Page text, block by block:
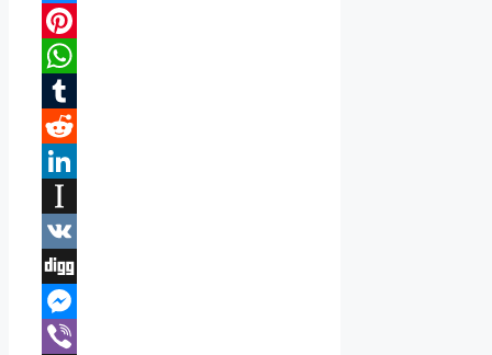
Bluesky
Pinterest
WhatsApp
Tumblr
Reddit
Instapaper
VK
Digg
Messenger